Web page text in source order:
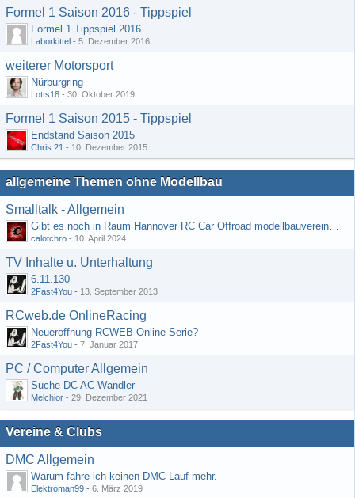
Formel 1 Saison 2016 - Tippspiel
Formel 1 Tippspiel 2016
Laborkittel - 5. Dezember 2016
weiterer Motorsport
Nürburgring
Lotts18 - 30. Oktober 2019
Formel 1 Saison 2015 - Tippspiel
Endstand Saison 2015
Chris 21 - 10. Dezember 2015
allgemeine Themen ohne Modellbau
Smalltalk - Allgemein
Gibt es noch in Raum Hannover RC Car Offroad modellbauvereine, habe selbst schon gegoogelt aber erfolglos
calotchro - 10. April 2024
TV Inhalte u. Unterhaltung
6.11.130
2Fast4You - 13. September 2013
RCweb.de OnlineRacing
Neueröffnung RCWEB Online-Serie?
2Fast4You - 7. Januar 2017
PC / Computer Allgemein
Suche DC AC Wandler
Melchior - 29. Dezember 2021
Vereine & Clubs
DMC Allgemein
Warum fahre ich keinen DMC-Lauf mehr.
Elektroman99 - 6. März 2019